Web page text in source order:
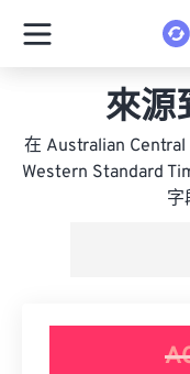
來源
在 Australian
Western Standard
字